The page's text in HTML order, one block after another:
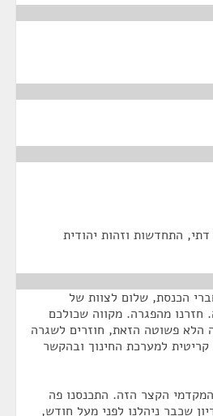
התחדשות וזהות יהודית
הכנסת, שלום לצוות של
חזרנו מהפגרה. מקווה שכולכם
הלא פשוטה הזאת, חוזרים לשגרה
למערכת החינוך ובהקשר
הקצר הזה. התכנסנו פה
שכבר ניהלנו לפני מעל חודש,